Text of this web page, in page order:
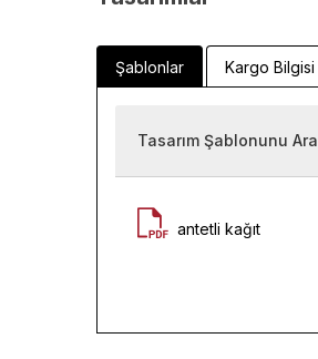
Şablonlar Kargo Bilgisi
Tasarım Şablonunu Ara
antetli kağıt